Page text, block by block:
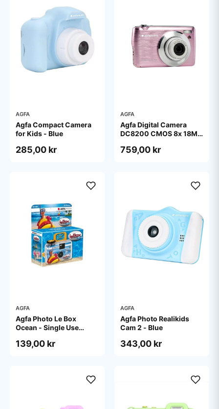
AGFA
Agfa Compact Camera
for Kids - Blue
285,00 kr
AGFA
Agfa Digital Camera
DC8200 CMOS 8x 18MP
759,00 kr
AGFA
Agfa Photo Le Box
Ocean - Single Use
139,00 kr
AGFA
Agfa Photo Realikids
Cam 2 - Blue
343,00 kr